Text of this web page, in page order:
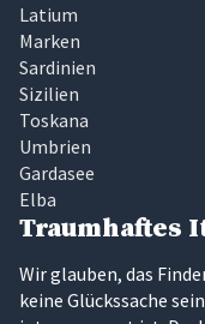
Latium
Marken
Sardinien
Sizilien
Toskana
Umbrien
Gardasee
Elba
Traumhaftes
Wir glauben, das
keine Glückssache